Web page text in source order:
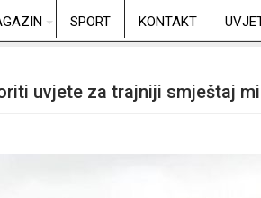
SPORT KONTAKT
uvjete za trajniji smještaj